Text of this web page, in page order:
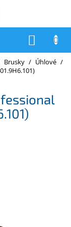
Brusky / Úhlové /